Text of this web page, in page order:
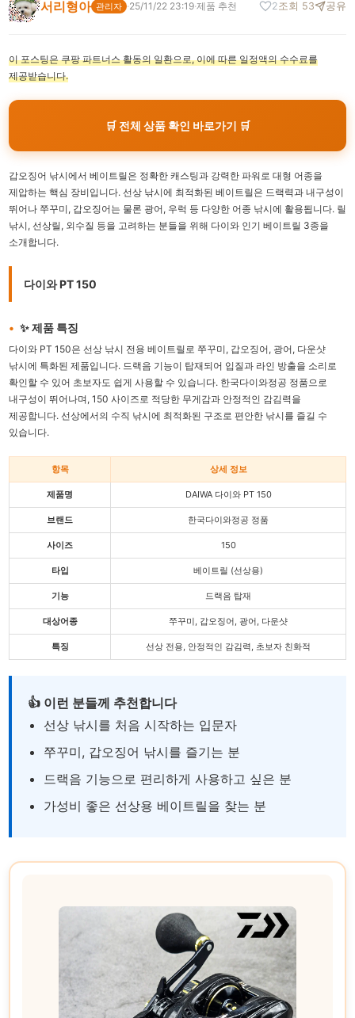
서리형아 관리자 ·25/11/22 23:19·제품 추천 2조회 53 공유
이 포스팅은 쿠팡 파트너스 활동의 일환으로, 이에 따른 일정액의 수수료를
제공받습니다.
🛒 전체 상품 확인 바로가기 🛒
갑오징어 낚시에서 베이트릴은 정확한 캐스팅과 강력한 파워로 대형 어종을
제압하는 핵심 장비입니다. 선상 낚시에 최적화된 베이트릴은 드랙력과 내구성이
뛰어나 쭈꾸미, 갑오징어는 물론 광어, 우럭 등 다양한 어종 낚시에 활용됩니다. 릴
낚시, 선상릴, 외수질 등을 고려하는 분들을 위해 다이와 인기 베이트릴 3종을
소개합니다.
다이와 PT 150
✨ 제품 특징
다이와 PT 150은 선상 낚시 전용 베이트릴로 쭈꾸미, 갑오징어, 광어, 다운샷
낚시에 특화된 제품입니다. 드랙음 기능이 탑재되어 입질과 라인 방출을 소리로
확인할 수 있어 초보자도 쉽게 사용할 수 있습니다. 한국다이와정공 정품으로
내구성이 뛰어나며, 150 사이즈로 적당한 무게감과 안정적인 감김력을
제공합니다. 선상에서의 수직 낚시에 최적화된 구조로 편안한 낚시를 즐길 수
있습니다.
항목 상세 정보
제품명 DAIWA 다이와 PT 150
브랜드 한국다이와정공 정품
사이즈 150
타입 베이트릴 (선상용)
기능 드랙음 탑재
대상어종 쭈꾸미, 갑오징어, 광어, 다운샷
특징 선상 전용, 안정적인 감김력, 초보자 친화적
👍 이런 분들께 추천합니다
선상 낚시를 처음 시작하는 입문자
쭈꾸미, 갑오징어 낚시를 즐기는 분
드랙음 기능으로 편리하게 사용하고 싶은 분
가성비 좋은 선상용 베이트릴을 찾는 분